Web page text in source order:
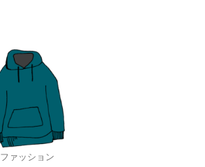
ファッション